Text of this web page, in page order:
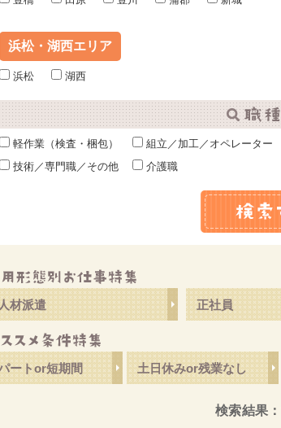
浜松・湖西エリア
浜松 湖西
軽作業（検査・梱包） 組立／加工／オペレーター
技術／専門職／その他
介護職
材派遣 正社員
ートor短期間 土日休みor残業なし
検索結果 ：
流れ
方へ！Q&A